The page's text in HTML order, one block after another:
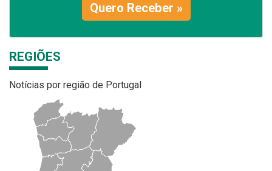
Quero Receber »
REGIÕES
Notícias por região de Portugal